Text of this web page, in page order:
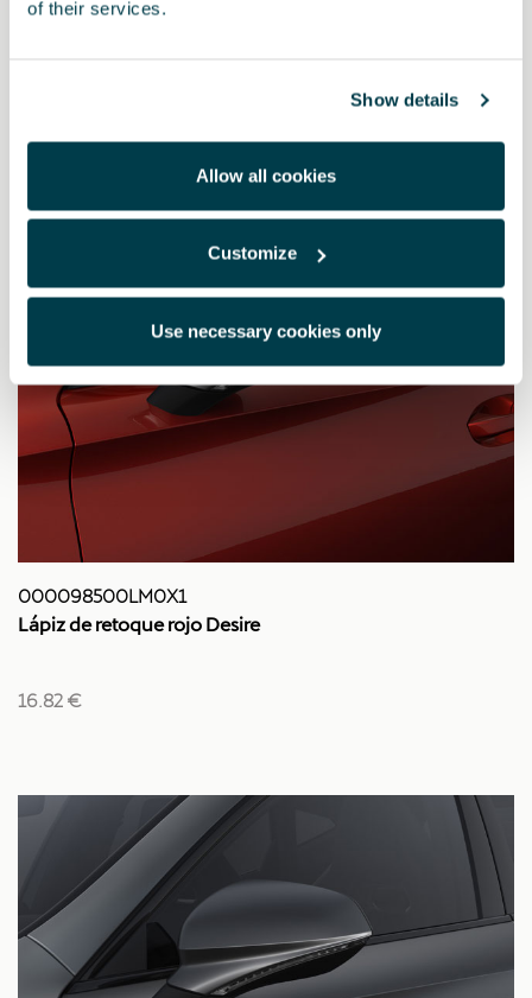
of their services.
Show details
Allow all cookies
Customize
Use necessary cookies only
Lápiz de retoque plata Urban
000098500LM0X1
Lápiz de retoque rojo Desire
16.82 €